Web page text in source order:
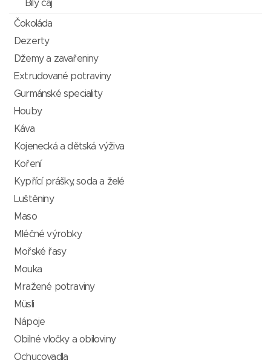
Bílý čaj
Čokoláda
Dezerty
Džemy a zavařeniny
Extrudované potraviny
Gurmánské speciality
Houby
Káva
Kojenecká a dětská výživa
Koření
Kypřící prášky, soda a želé
Luštěniny
Maso
Mléčné výrobky
Mořské řasy
Mouka
Mražené potraviny
Müsli
Nápoje
Obilné vločky a obiloviny
Ochucovadla